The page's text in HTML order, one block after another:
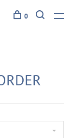
0